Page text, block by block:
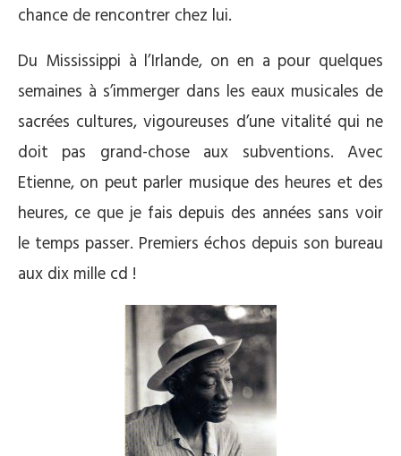
chance de rencontrer chez lui.
Du Mississippi à l’Irlande, on en a pour quelques
semaines à s’immerger dans les eaux musicales de
sacrées cultures, vigoureuses d’une vitalité qui ne
doit pas grand-chose aux subventions. Avec
Etienne, on peut parler musique des heures et des
heures, ce que je fais depuis des années sans voir
le temps passer. Premiers échos depuis son bureau
aux dix mille cd !